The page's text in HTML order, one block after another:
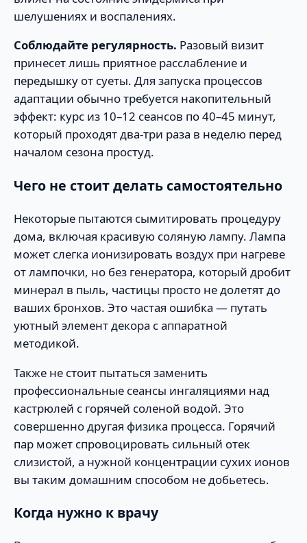
шелушениях и воспалениях.
Соблюдайте регулярность. Разовый визит
принесет лишь приятное расслабление и
передышку от суеты. Для запуска процессов
адаптации обычно требуется накопительный
эффект: курс из 10–12 сеансов по 40–45 минут,
который проходят два-три раза в неделю перед
началом сезона простуд.
Чего не стоит делать самостоятельно
Некоторые пытаются сымитировать процедуру
дома, включая красивую соляную лампу. Лампа
может слегка ионизировать воздух при нагреве
от лампочки, но без генератора, который дробит
минерал в пыль, частицы просто не долетят до
ваших бронхов. Это частая ошибка — путать
уютный элемент декора с аппаратной
методикой.
Также не стоит пытаться заменить
профессиональные сеансы ингаляциями над
кастрюлей с горячей соленой водой. Это
совершенно другая физика процесса. Горячий
пар может спровоцировать сильный отек
слизистой, а нужной концентрации сухих ионов
вы таким домашним способом не добьетесь.
Когда нужно к врачу